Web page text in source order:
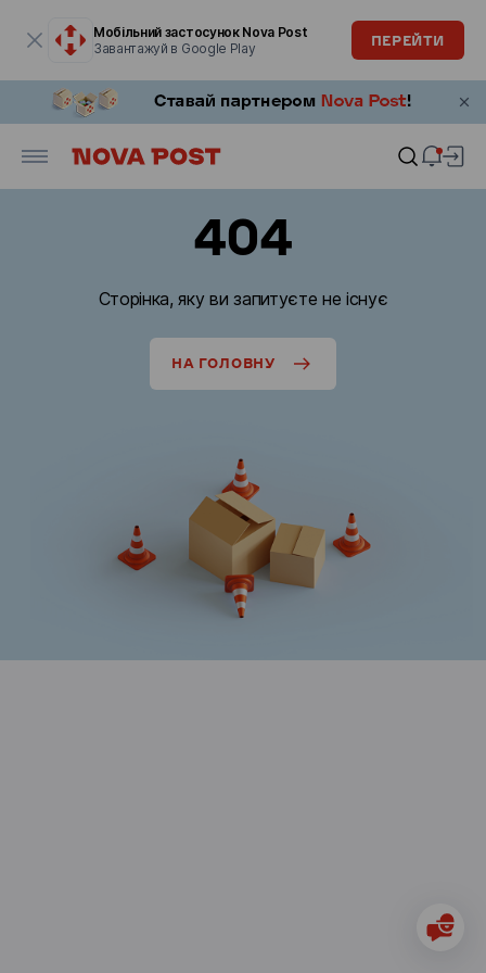
Мобільний застосунок Nova Post
Завантажуй в Google Play
ПЕРЕЙТИ
404
Сторінка, яку ви запитуєте не існує
НА ГОЛОВНУ